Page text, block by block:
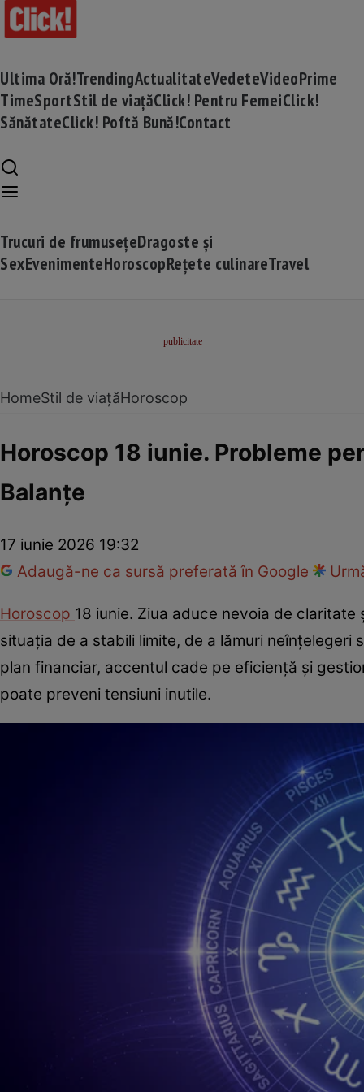
Ultima Oră!TrendingActualitateVedeteVideoPrime
TimeSportStil de viațăClick! Pentru FemeiClick!
SănătateClick! Poftă Bună!Contact
Trucuri de frumusețeDragoste și
SexEvenimenteHoroscopRețete culinareTravel
HomeStil de viațăHoroscop
Horoscop 18 iunie. Probleme
Balanțe
17 iunie 2026 19:32
Adaugă-ne ca sursă preferată în Google
Horoscop 18 iunie. Ziua aduce nevoia de
situația de a stabili limite, de a lămuri
plan financiar, accentul cade pe eficiență și
poate preveni tensiuni inutile.